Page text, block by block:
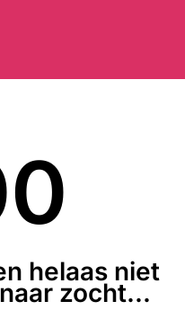
helaas niet
zocht...